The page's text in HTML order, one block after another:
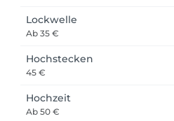
Lockwelle
Ab 35 €
Hochstecken
45 €
Hochzeit
Ab 50 €